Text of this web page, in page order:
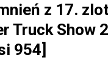
z 17.
Truck Show
954]